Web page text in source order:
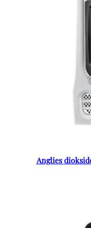
Anglies